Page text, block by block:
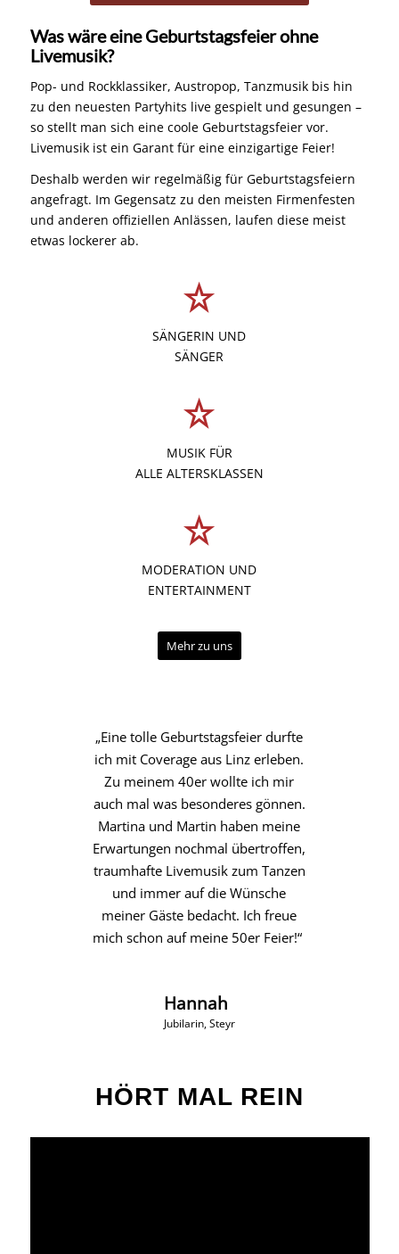
Was wäre eine Geburtstagsfeier ohne
Livemusik?
Pop- und Rockklassiker, Austropop, Tanzmusikbis hin
zu den neuesten Partyhits live gespielt und gesungen –
so stellt man sich eine coole Geburtstagsfeier vor.
Livemusikist ein Garant für eine einzigartige Feier!
Deshalb werden wir regelmäßig für Geburtstagsfeiern
angefragt. Im Gegensatz zu den meisten Firmenfesten
und anderen offiziellen Anlässen, laufen diese meist
etwas lockerer ab.
SÄNGERIN UND
SÄNGER
MUSIK FÜR
ALLE ALTERSKLASSEN
MODERATION UND
ENTERTAINMENT
Mehr zu uns
„Eine tolle Geburtstagsfeier durfte
ich mit Coverage aus Linz erleben.
Zu meinem 40er wollte ich mir
auch mal was besonderes gönnen.
Martina und Martin haben meine
Erwartungen nochmal übertroffen,
traumhafte Livemusik zum Tanzen
und immer auf die Wünsche
meiner Gäste bedacht. Ich freue
mich schon auf meine 50er Feier!“
Hannah
Jubilarin, Steyr
„Liebe beide, vielen Dank nochmal
für euren hervorragenden Auftritt
und die perfekte musikalische
Begleitung meiner
Geburtstagsfeier! Wir können
Coverage uneingeschränkt
weiterempfehlen.“
Alexander El-Rayes
HÖRT MAL REIN